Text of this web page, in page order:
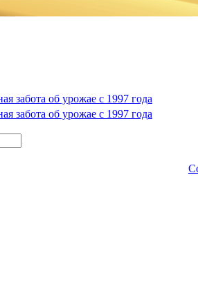
забота об урожае с 1997 года
забота об урожае с 1997 года